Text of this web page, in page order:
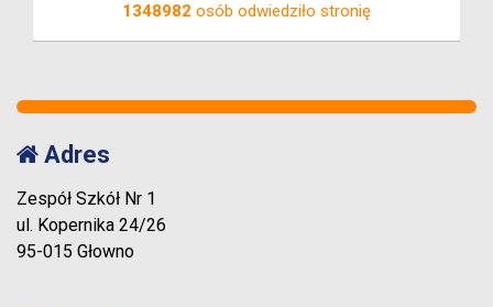
1348982 osób odwiedziło stronię
Adres
Zespół Szkół Nr 1
ul. Kopernika 24/26
95-015 Głowno